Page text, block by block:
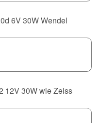
6V 30W Wendel
12V 30W wie Zeiss